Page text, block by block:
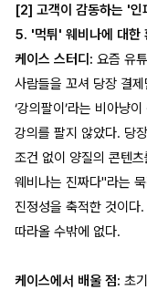
[2] 고객이 감동하는 '인
5. '먹튀' 웨비나에 대한
케이스 스터디: 요즘 유
사람들을 꼬셔 당장 결
‘강의팔이’라는 비아냥
강의를 팔지 않았다. 당
조건 없이 양질의 콘텐
웨비나는 진짜다"라는
진정성을 축적한 것이
따라올 수밖에 없다.
케이스에서 배울 점: 초